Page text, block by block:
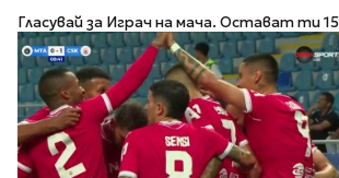
Гласувай за Играч на мача. Остават ти